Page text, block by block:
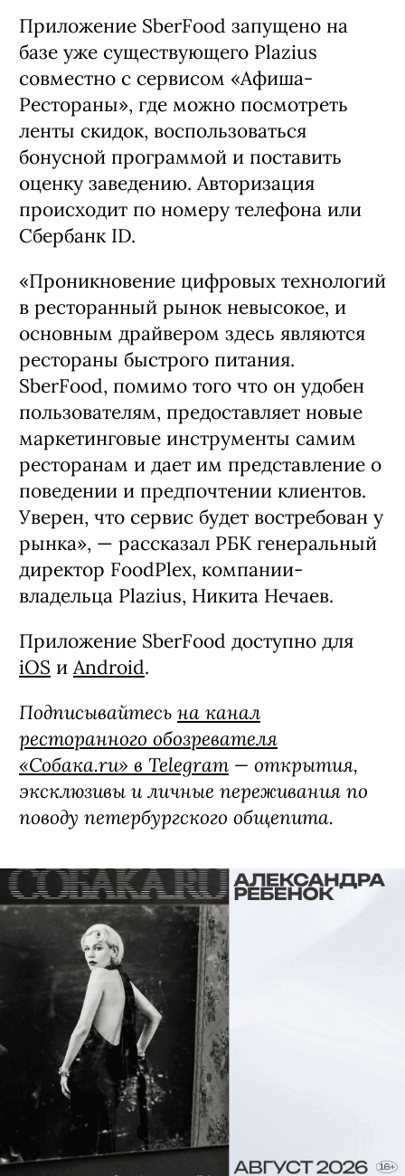
Приложение SberFood запущено на
базе уже существующего Plazius
совместно с сервисом «Афиша-
Рестораны», где можно посмотреть
ленты скидок, воспользоваться
бонусной программой и поставить
оценку заведению. Авторизация
происходит по номеру телефона или
Сбербанк ID.
«Проникновение цифровых технологий
в ресторанный рынок невысокое, и
основным драйвером здесь являются
рестораны быстрого питания.
SberFood, помимо того что он удобен
пользователям, предоставляет новые
маркетинговые инструменты самим
ресторанам и дает им представление о
поведении и предпочтении клиентов.
Уверен, что сервис будет востребован у
рынка», — рассказал РБК генеральный
директор FoodPlex, компании-
владельца Plazius, Никита Нечаев.
Приложение SberFood доступно для
iOS и Android.
Подписывайтесь на канал
ресторанного обозревателя
«Собака.ru» в Telegram — открытия,
эксклюзивы и личные переживания по
поводу петербургского общепита.